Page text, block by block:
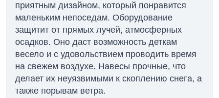
приятным дизайном, который понравится
маленьким непоседам. Оборудование
защитит от прямых лучей, атмосферных
осадков. Оно даст возможность деткам
весело и с удовольствием проводить время
на свежем воздухе. Навесы прочные, что
делает их неуязвимыми к скоплению снега, а
также порывам ветра.